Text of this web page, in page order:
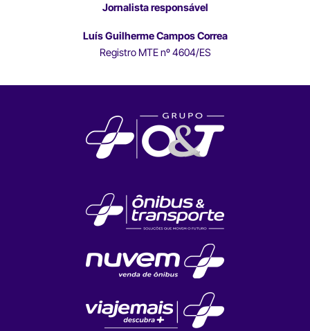
Jornalista responsável
Luís Guilherme Campos Correa
Registro MTE nº 4604/ES